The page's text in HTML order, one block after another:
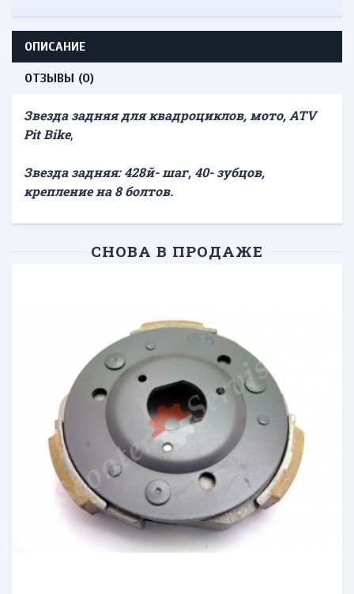
ОПИСАНИЕ
ОТЗЫВЫ (0)
Звезда задняя для квадроциклов, мото, ATV
Pit Bike,
Звезда задняя: 428й- шаг, 40- зубцов,
крепление на 8 болтов.
СНОВА В ПРОДАЖЕ